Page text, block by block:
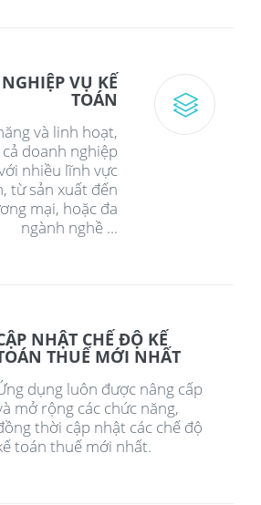
VỤ KẾ
TOÁN
và linh hoạt,
doanh nghiệp
nhiều lĩnh vực
từ sản xuất đến
mại, hoặc đa
ngành nghề ...
NHẬT CHẾ ĐỘ KẾ
THUẾ MỚI NHẤT
dụng luôn được nâng cấp
mở rộng các chức năng,
thời cập nhật các chế độ
toán thuế mới nhất.